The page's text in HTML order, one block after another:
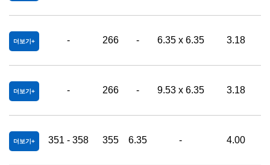
더보기 - 266 - 6.35 x 6.35 3.18
더보기 - 266 - 9.53 x 6.35 3.18
더보기 351 - 358 355 6.35 - 4.00